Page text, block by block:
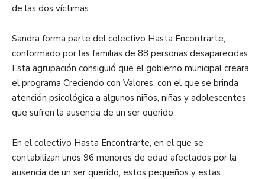
de las dos víctimas.
Sandra forma parte del colectivo Hasta Encontrarte,
conformado por las familias de 88 personas desaparecidas.
Esta agrupación consiguió que el gobierno municipal creara
el programa Creciendo con Valores, con el que se brinda
atención psicológica a algunos niños, niñas y adolescentes
que sufren la ausencia de un ser querido.
En el colectivo Hasta Encontrarte, en el que se
contabilizan unos 96 menores de edad afectados por la
ausencia de un ser querido, estos pequeños y estas